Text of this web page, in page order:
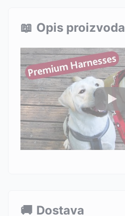
📖 Opis proizvoda
🚚 Dostava